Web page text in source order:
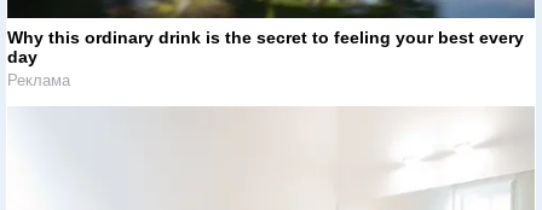
Why this ordinary drink is the secret to feeling your best every
day
Реклама